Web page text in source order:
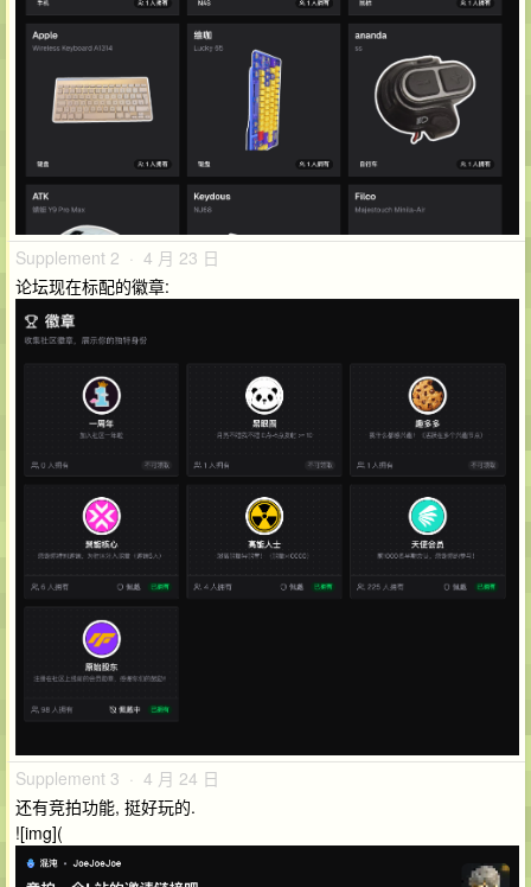
Supplement 2 · 4 月 23 日
论坛现在标配的徽章:
Supplement 3 · 4 月 24 日
还有竞拍功能, 挺好玩的.
![img](